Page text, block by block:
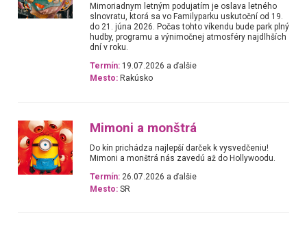
Mimoriadnym letným podujatím je oslava letného
slnovratu, ktorá sa vo Familyparku uskutoční od 19.
do 21. júna 2026. Počas tohto víkendu bude park plný
hudby, programu a výnimočnej atmosféry najdlhších
dní v roku.
Termín: 19.07.2026 a ďalšie
Mesto: Rakúsko
Mimoni a monštrá
Do kín prichádza najlepší darček k vysvedčeniu!
Mimoni a monštrá nás zavedú až do Hollywoodu.
Termín: 26.07.2026 a ďalšie
Mesto: SR